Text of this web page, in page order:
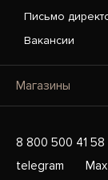
Письмо
Вакансии
Магазины
8 800 500 41 58
telegram
Max